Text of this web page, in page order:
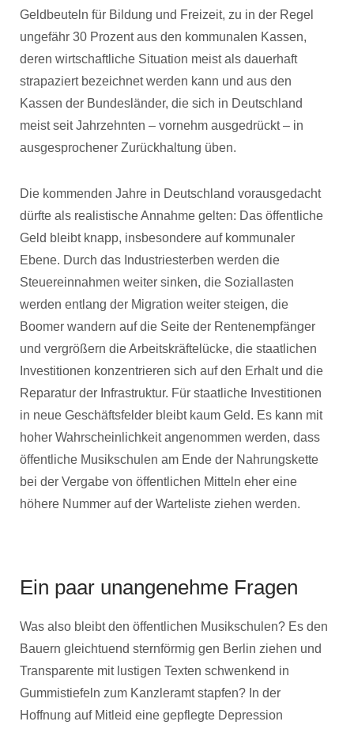
Geldbeuteln für Bildung und Freizeit, zu in der Regel
ungefähr 30 Prozent aus den kommunalen Kassen,
deren wirtschaftliche Situation meist als dauerhaft
strapaziert bezeichnet werden kann und aus den
Kassen der Bundesländer, die sich in Deutschland
meist seit Jahrzehnten – vornehm ausgedrückt – in
ausgesprochener Zurückhaltung üben.
Die kommenden Jahre in Deutschland vorausgedacht
dürfte als realistische Annahme gelten: Das öffentliche
Geld bleibt knapp, insbesondere auf kommunaler
Ebene. Durch das Industriesterben werden die
Steuereinnahmen weiter sinken, die Soziallasten
werden entlang der Migration weiter steigen, die
Boomer wandern auf die Seite der Rentenempfänger
und vergrößern die Arbeitskräftelücke, die staatlichen
Investitionen konzentrieren sich auf den Erhalt und die
Reparatur der Infrastruktur. Für staatliche Investitionen
in neue Geschäftsfelder bleibt kaum Geld. Es kann mit
hoher Wahrscheinlichkeit angenommen werden, dass
öffentliche Musikschulen am Ende der Nahrungskette
bei der Vergabe von öffentlichen Mitteln eher eine
höhere Nummer auf der Warteliste ziehen werden.
Ein paar unangenehme Fragen
Was also bleibt den öffentlichen Musikschulen? Es den
Bauern gleichtuend sternförmig gen Berlin ziehen und
Transparente mit lustigen Texten schwenkend in
Gummistiefeln zum Kanzleramt stapfen? In der
Hoffnung auf Mitleid eine gepflegte Depression